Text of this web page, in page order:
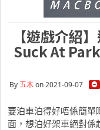
【遊戲介紹
Suck At
By五木on 2021-09-07
要泊車泊得好唔係簡單
面，想泊好架車絕對係